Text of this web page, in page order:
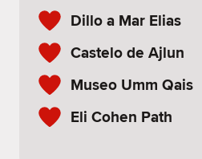
Dillo a Mar Elias
Castelo de Ajlun
Museo Umm Qais
Eli Cohen Path